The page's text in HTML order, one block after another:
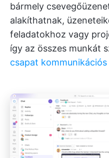
bármely
alakíthatnak,
feladatokhoz vagy
így az összes munkát
csapat